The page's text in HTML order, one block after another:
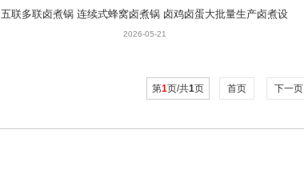
五联多联卤煮锅 连续式蜂窝卤煮锅 卤鸡卤蛋大批量生产卤煮设
备
2026-05-21
第1页/共1页 首页 下一页